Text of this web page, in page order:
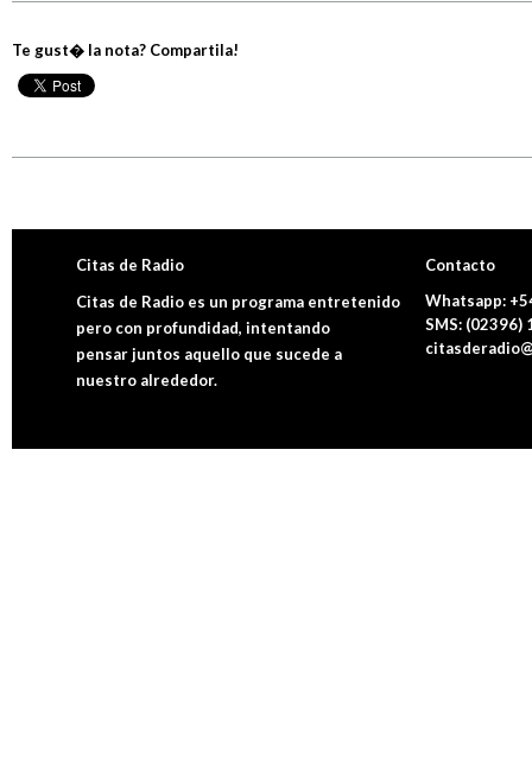
Te gust� la nota? Compartila!
Citas de Radio
Citas de Radio es un programa entretenido
pero con profundidad, intentando
pensar juntos aquello que sucede a
nuestro alrededor.
Contacto
Whatsapp:
SMS: (02396)